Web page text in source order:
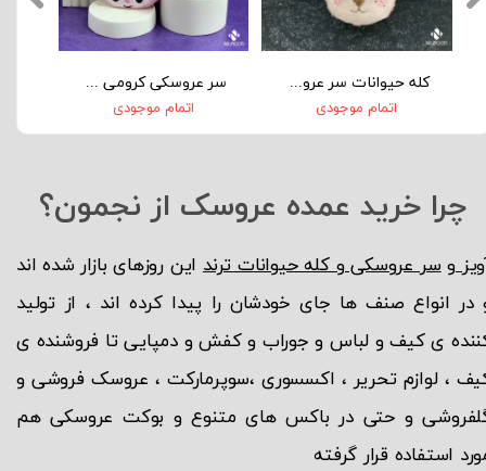
سر عروسکی کرومی عمده بسته ی ۱۰۰ تایی مناسب تولیدی لباس و اکسسوری
اتمام موجودی
کله حیوانات سر عروسکی خرگوش گوش سرخابی عمده
اتمام موجودی
چرا خرید عمده عروسک از نجمون؟
وسر عروسکی و کله حیوانات ترند این روزهای بازار شده اند
در انواع صنف ها جای خودشان را پیدا کرده اند ، از تولید
ی کیف و لباس و جوراب و کفش و دمپایی تا فروشنده ی
، لوازم تحریر ، اکسسوری ،سوپرمارکت ، عروسک فروشی و
و حتی در باکس های متنوع و بوکت عروسکی هم
استفاده قرار گرفته